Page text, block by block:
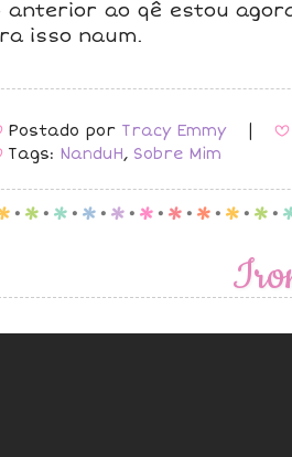
anterior ao qê estou
isso naum.
Postado por Tracy Emmy B
Tags: NanduH, Sobre Mim
. p . p . p . p . p . p . p . p . p .